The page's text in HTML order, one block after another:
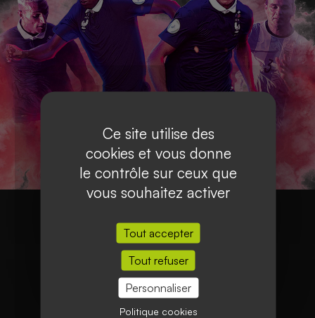
Ce site utilise des
cookies et vous donne
le contrôle sur ceux que
vous souhaitez activer
Tout accepter
Tout refuser
Personnaliser
Politique cookies